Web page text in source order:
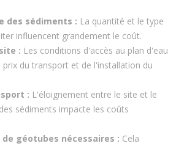
des sédiments : La quantité et le type
influencent grandement le coût.
: Les conditions d'accès au plan d'eau
du transport et de l'installation du
: L'éloignement entre le site et le
sédiments impacte les coûts
géotubes nécessaires : Cela